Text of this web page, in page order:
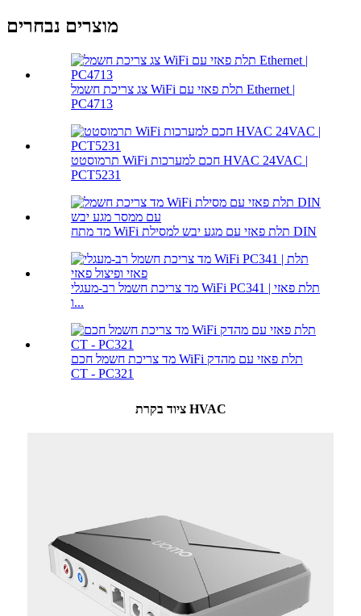
מוצרים נבחרים
צג צריכת חשמל WiFi תלת פאזי עם Ethernet |
PC4713
תרמוסטט WiFi חכם למערכות HVAC 24VAC |
PCT5231
מד מתח WiFi תלת פאזי עם מגע יבש למסילת DIN
מד צריכת חשמל רב-מעגלי WiFi PC341 | תלת פאזי
ו...
מד צריכת חשמל חכם WiFi תלת פאזי עם מהדק
CT - PC321
ציוד בקרת HVAC